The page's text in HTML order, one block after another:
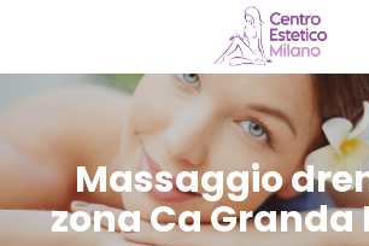
Massaggio
zona Ca Granda